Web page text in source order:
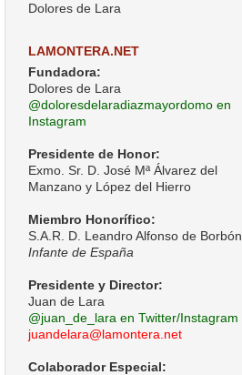
Dolores de Lara
LAMONTERA.NET
Fundadora:
Dolores de Lara
@doloresdelaradiazmayordomo en
Instagram
Presidente de Honor:
Exmo. Sr. D. José Mª Álvarez del
Manzano y López del Hierro
Miembro Honorífico:
S.A.R. D. Leandro Alfonso de Borbón,
Infante de España
Presidente y Director:
Juan de Lara
@juan_de_lara en Twitter/Instagram
juandelara@lamontera.net
Colaborador Especial: